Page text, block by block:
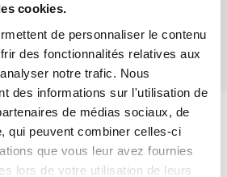
cookies.
de personnaliser le contenu
des fonctionnalités relatives aux
notre trafic. Nous
des informations sur l'utilisation de
de médias sociaux, de
qui peuvent combiner celles-ci
que vous leur avez fournies
lors de votre utilisation de leurs
Nos Valeurs
nos